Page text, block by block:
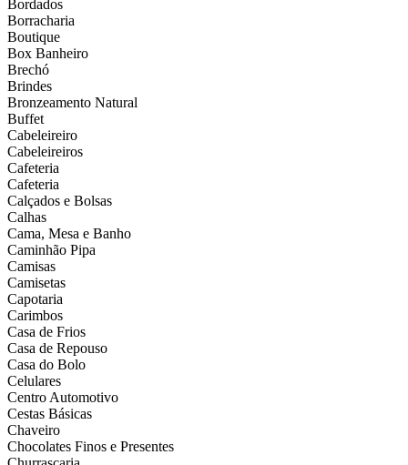
Bordados
Borracharia
Boutique
Box Banheiro
Brechó
Brindes
Bronzeamento Natural
Buffet
Cabeleireiro
Cabeleireiros
Cafeteria
Cafeteria
Calçados e Bolsas
Calhas
Cama, Mesa e Banho
Caminhão Pipa
Camisas
Camisetas
Capotaria
Carimbos
Casa de Frios
Casa de Repouso
Casa do Bolo
Celulares
Centro Automotivo
Cestas Básicas
Chaveiro
Chocolates Finos e Presentes